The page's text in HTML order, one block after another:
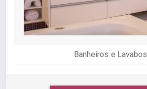
Banheiros e Lavabos